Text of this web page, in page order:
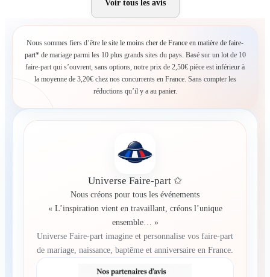
Voir tous les avis
Nous sommes fiers d’être le site le moins cher de France en matière de faire-
part*de mariage parmi les 10 plus grands sites du pays. Basé sur un lot de 10
faire-part qui s’ouvrent, sans options, notre prix de 2,50€ pièce est inférieur à
la moyenne de 3,20€ chez nos concurrents en France. Sans compter les
réductions qu’il y a au panier.
Universe Faire-part ✩
Nous créons pour tous les événements
« L’inspiration vient en travaillant, créons l’unique
ensemble… »
Universe Faire-part imagine et personnalise vos faire-part
de mariage, naissance, baptême et anniversaire en France.